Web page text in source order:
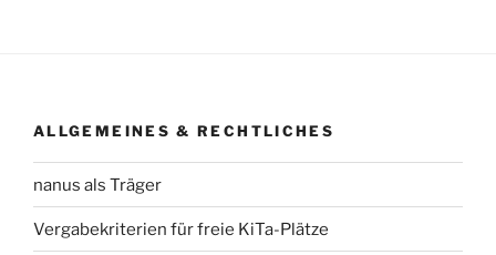
ALLGEMEINES & RECHTLICHES
nanus als Träger
Vergabekriterien für freie KiTa-Plätze